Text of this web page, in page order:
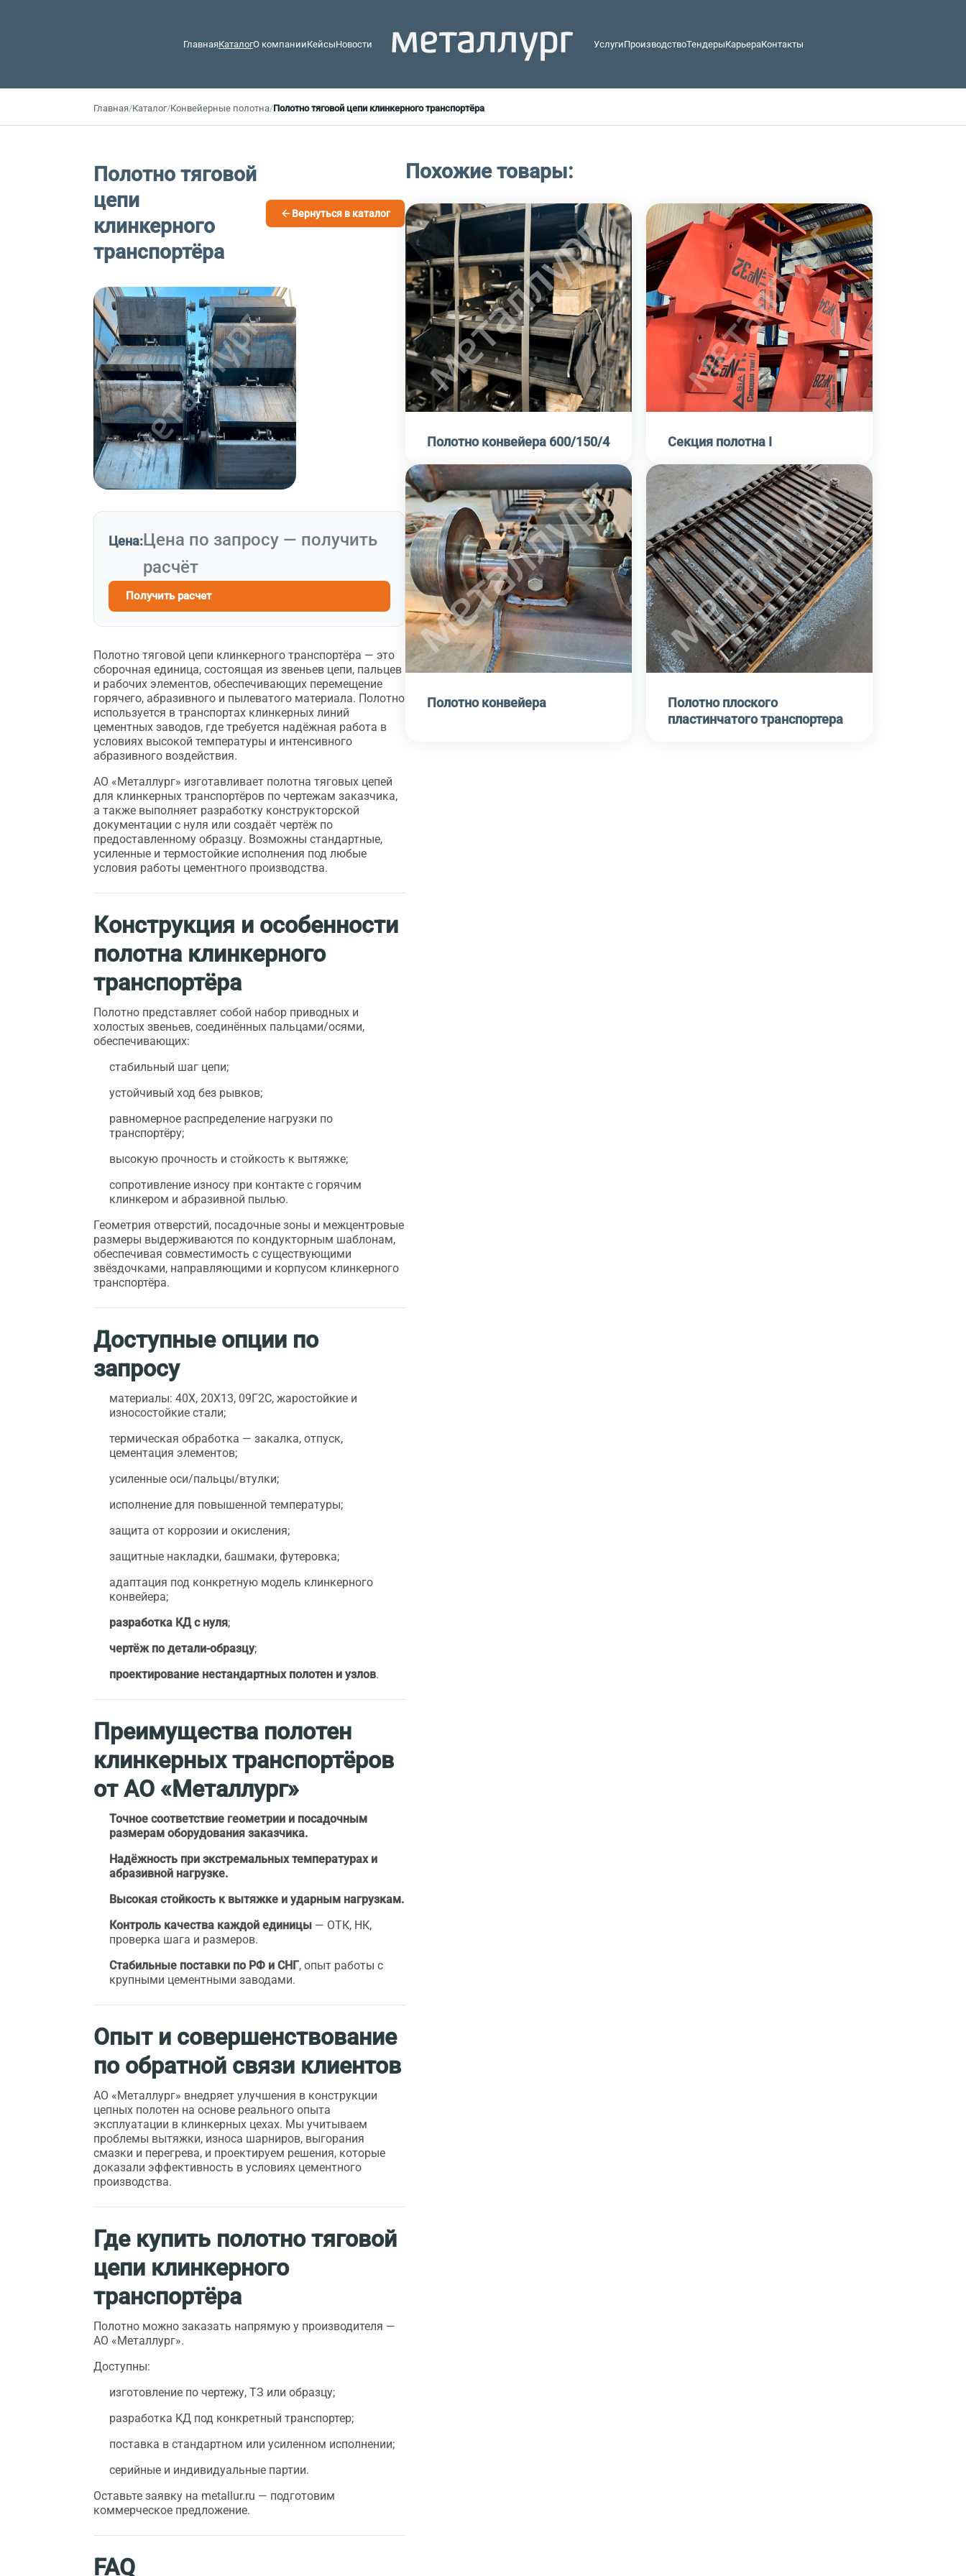
ГлавнаяКаталогО компанииКейсыНовости УслугиПроизводствоТендерыКарьераКонтакты
Главная/Каталог/Конвейерные полотна/Полотно тяговой цепи клинкерного транспортёра
Полотно тяговой
цепи
клинкерного
транспортёра
Вернуться в каталог
Цена:Цена по запросу — получить
расчёт
Получить расчет
Полотно тяговой цепи клинкерного транспортёра — это
сборочная единица, состоящая из звеньев цепи, пальцев
и рабочих элементов, обеспечивающих перемещение
горячего, абразивного и пылеватого материала. Полотно
используется в транспортах клинкерных линий
цементных заводов, где требуется надёжная работа в
условиях высокой температуры и интенсивного
абразивного воздействия.
АО «Металлург» изготавливает полотна тяговых цепей
для клинкерных транспортёров по чертежам заказчика,
а также выполняет разработку конструкторской
документации с нуля или создаёт чертёж по
предоставленному образцу. Возможны стандартные,
усиленные и термостойкие исполнения под любые
условия работы цементного производства.
Конструкция и особенности
полотна клинкерного
транспортёра
Полотно представляет собой набор приводных и
холостых звеньев, соединённых пальцами/осями,
обеспечивающих:
стабильный шаг цепи;
устойчивый ход без рывков;
равномерное распределение нагрузки по
транспортёру;
высокую прочность и стойкость к вытяжке;
сопротивление износу при контакте с горячим
клинкером и абразивной пылью.
Геометрия отверстий, посадочные зоны и межцентровые
размеры выдерживаются по кондукторным шаблонам,
обеспечивая совместимость с существующими
звёздочками, направляющими и корпусом клинкерного
транспортёра.
Доступные опции по
запросу
материалы: 40Х, 20Х13, 09Г2С, жаростойкие и
износостойкие стали;
термическая обработка — закалка, отпуск,
цементация элементов;
усиленные оси/пальцы/втулки;
исполнение для повышенной температуры;
защита от коррозии и окисления;
защитные накладки, башмаки, футеровка;
адаптация под конкретную модель клинкерного
конвейера;
разработка КД с нуля;
чертёж по детали-образцу;
проектирование нестандартных полотен и узлов.
Преимущества полотен
клинкерных транспортёров
от АО «Металлург»
Точное соответствие геометрии и посадочным
размерам оборудования заказчика.
Надёжность при экстремальных температурах и
абразивной нагрузке.
Высокая стойкость к вытяжке и ударным нагрузкам.
Контроль качества каждой единицы — ОТК, НК,
проверка шага и размеров.
Стабильные поставки по РФ и СНГ, опыт работы с
крупными цементными заводами.
Опыт и совершенствование
по обратной связи клиентов
АО «Металлург» внедряет улучшения в конструкции
цепных полотен на основе реального опыта
эксплуатации в клинкерных цехах. Мы учитываем
проблемы вытяжки, износа шарниров, выгорания
смазки и перегрева, и проектируем решения, которые
доказали эффективность в условиях цементного
производства.
Где купить полотно тяговой
цепи клинкерного
транспортёра
Полотно можно заказать напрямую у производителя —
АО «Металлург».
Доступны:
изготовление по чертежу, ТЗ или образцу;
разработка КД под конкретный транспортер;
поставка в стандартном или усиленном исполнении;
серийные и индивидуальные партии.
Оставьте заявку на metallur.ru — подготовим
коммерческое предложение.
FAQ
Похожие товары:
Полотно конвейера 600/150/4 Секция полотна I
Полотно конвейера
Полотно плоского
пластинчатого транспортера